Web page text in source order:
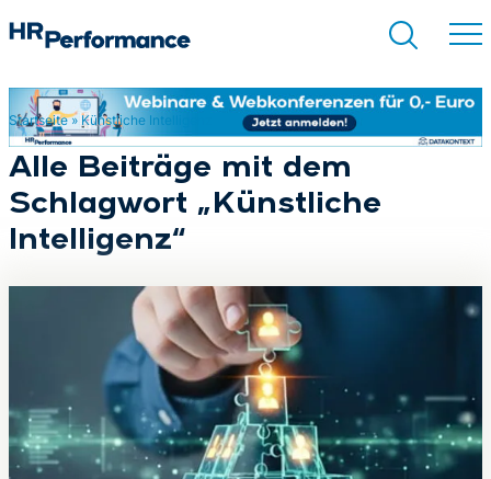
Suchen
Startseite» Künstliche Intelligenz
Alle Beiträge mit dem
Schlagwort „Künstliche
Intelligenz“